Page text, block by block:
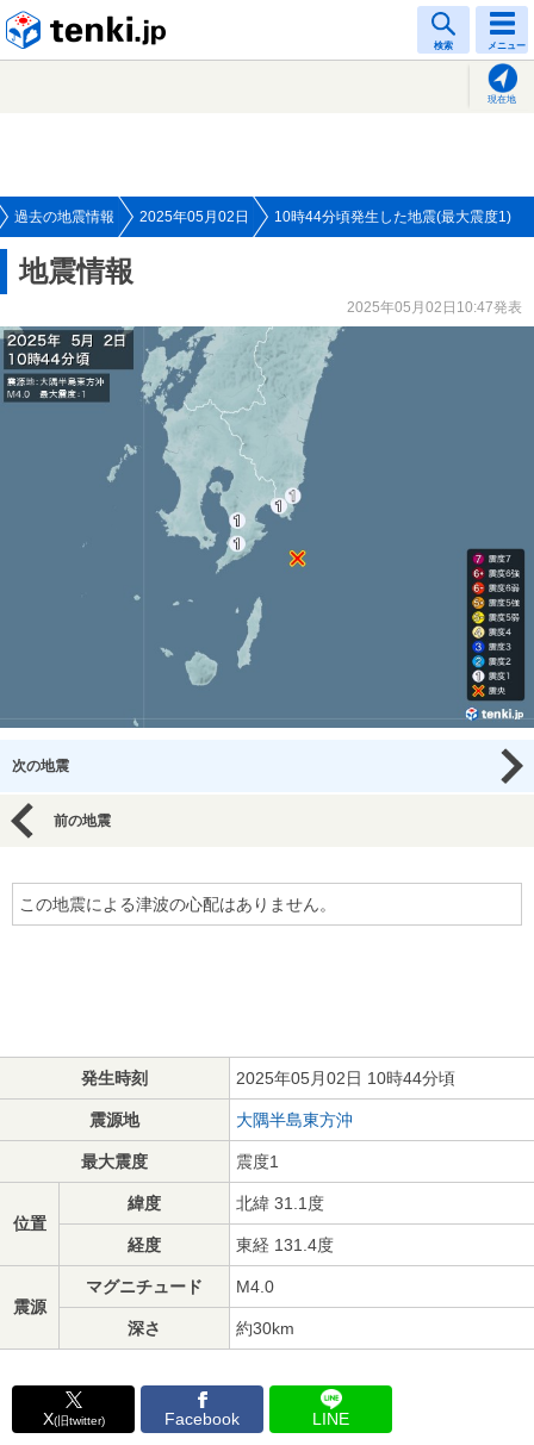
検索 メニュー
現在地
過去の地震情報 2025年05月02日 10時44分頃発生した地震(最大震度1)
地震情報
2025年05月02日10:47発表
次の地震
前の地震
この地震による津波の心配はありません。
発生時刻 2025年05月02日 10時44分頃
震源地 大隅半島東方沖
最大震度 震度1
位置
緯度 北緯 31.1度
経度 東経 131.4度
震源
マグニチュード M4.0
深さ 約30km
X(旧twitter) Facebook LINE